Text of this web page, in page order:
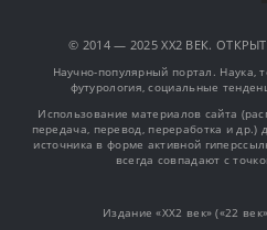
© 2014 — 2025 XX2 ВЕК.
Научно-популярный портал. Наука,
футурология, социальные
Использование материалов сайта
передача, перевод, переработка и др.)
источника в форме активной
всегда совпадают с
Издание «XX2 век» («22